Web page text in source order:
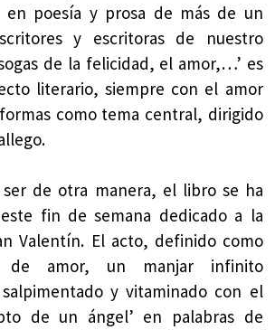
en poesía y prosa de más de un
y escritoras de nuestro
de la felicidad, el amor,…’ es
literario, siempre con el amor
como tema central, dirigido
de otra manera, el libro se ha
fin de semana dedicado a la
Valentín. El acto, definido como
de amor, un manjar infinito
y vitaminado con el
de un ángel’ en palabras de